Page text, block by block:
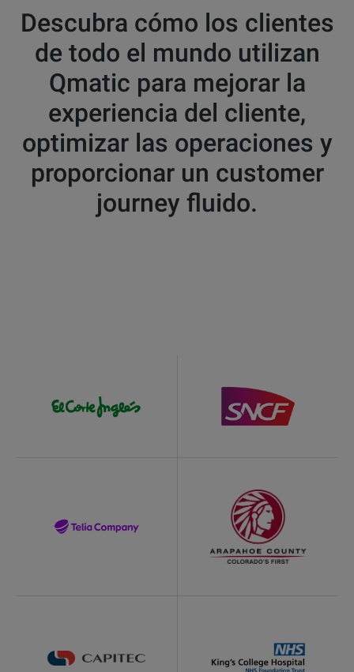
Descubra cómo los clientes
de todo el mundo utilizan
Qmatic para mejorar la
experiencia del cliente,
optimizar las operaciones y
proporcionar un customer
journey fluido.